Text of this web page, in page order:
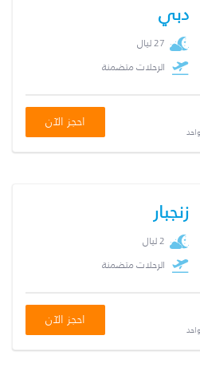
دبي
27 ليال
الرحلات متضمنة
احجز الآن
زنجبار
2 ليال
الرحلات متضمنة
احجز الآن